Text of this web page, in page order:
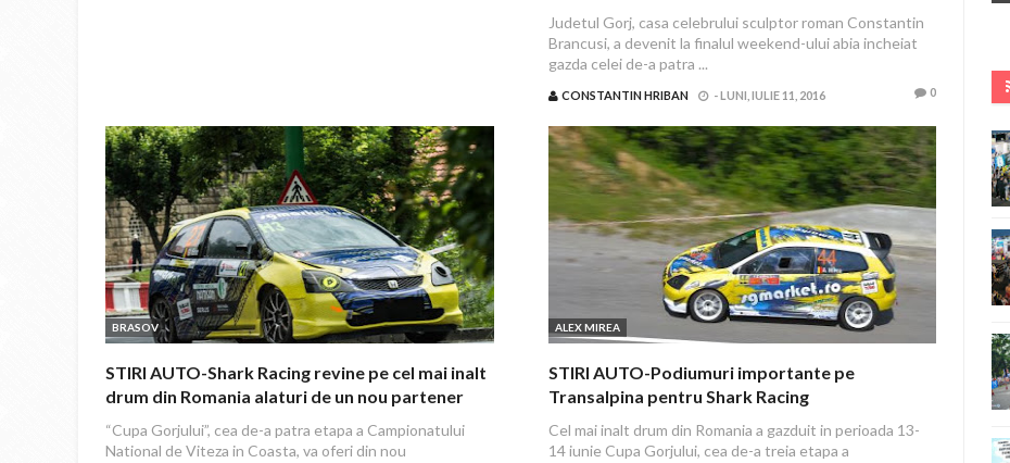
Judetul Gorj, casa celebrului sculptor roman Constantin
Brancusi, a devenit la finalul weekend-ului abia incheiat
gazda celei de-a patra ...
CONSTANTIN HRIBAN -LUNI, IULIE 11, 2016 0
BRASOV
STIRI AUTO-Shark Racing revine pe cel mai inalt
drum din Romania alaturi de un nou partener
“Cupa Gorjului”, cea de-a patra etapa a Campionatului
National de Viteza in Coasta, va oferi din nou
ALEX MIREA
STIRI AUTO-Podiumuri importante pe
Transalpina pentru Shark Racing
Cel mai inalt drum din Romania a gazduit in perioada 13-
14 iunie Cupa Gorjului, cea de-a treia etapa a